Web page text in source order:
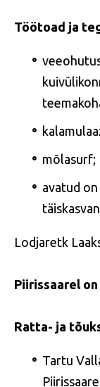
Töötoad ja
mõlasurf;
avatud
Lodjaretk
Piirissaarel
Ratta- ja
Tartu